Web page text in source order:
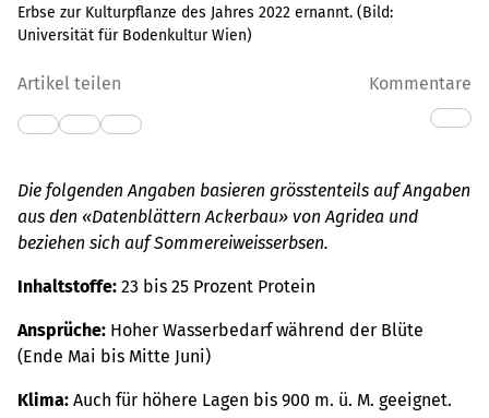
Erbse zur Kulturpflanze des Jahres 2022 ernannt. (Bild:
Universität für Bodenkultur Wien)
Artikel teilen Kommentare
Die folgenden Angaben basieren grösstenteils auf Angaben
aus den «Datenblättern Ackerbau» von Agridea und
beziehen sich auf Sommereiweisserbsen.
Inhaltstoffe: 23 bis 25 Prozent Protein
Ansprüche: Hoher Wasserbedarf während der Blüte
(Ende Mai bis Mitte Juni)
Klima: Auch für höhere Lagen bis 900 m. ü. M. geeignet.